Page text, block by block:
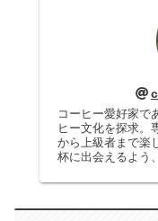
コーヒー愛好家で
ヒー文化を探求。
から上級者まで楽
杯に出会えるよう